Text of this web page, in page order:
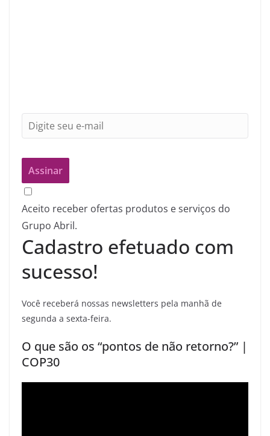
Aceito receber ofertas produtos e serviços do
Grupo Abril.
Cadastro efetuado com
sucesso!
Você receberá nossas newsletters pela manhã de
segunda a sexta-feira.
O que são os “pontos de não retorno?” |
COP30